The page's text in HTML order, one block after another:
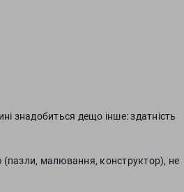
знадобиться дещо інше: здатність
малювання, конструктор), не